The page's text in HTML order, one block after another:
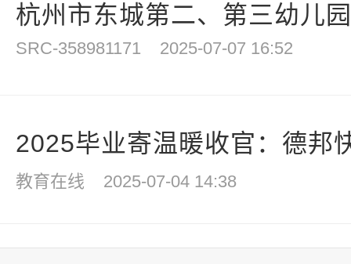
杭州市东城第二、第三幼儿
SRC-358981171 2025-07-07 16:52
2025毕业寄温暖收官：德邦
教育在线 2025-07-04 14:38